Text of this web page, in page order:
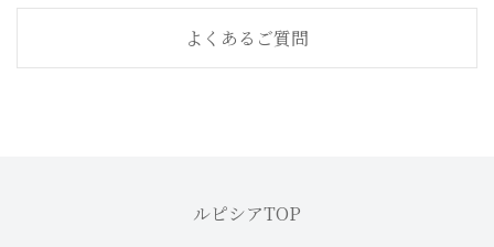
よくあるご質問
ルピシアTOP